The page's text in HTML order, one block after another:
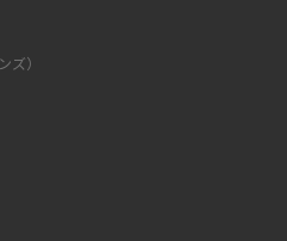
・ルーター・ホームゲートウェイと
やギガが足りない時の対処法を紹介
トと注意点、規格の種類も解説
ズ）